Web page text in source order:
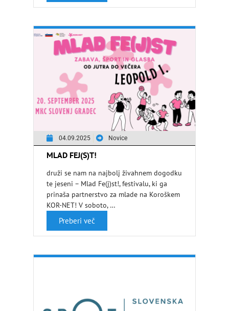
04.09.2025 Novice
MLAD FEJ(S)T!
druži se nam na najbolj živahnem dogodku
te jeseni – Mlad Fe(j)st!, festivalu, ki ga
prinaša partnerstvo za mlade na Koroškem
KOR-NET! V soboto, …
Preberi več